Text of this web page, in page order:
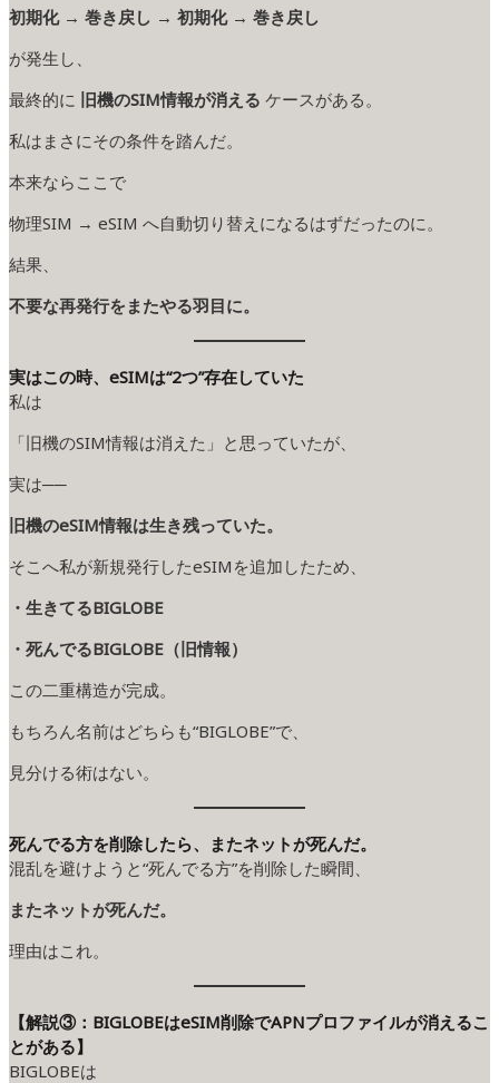
初期化 → 巻き戻し → 初期化 → 巻き戻し
が発生し、
最終的に 旧機のSIM情報が消える ケースがある。
私はまさにその条件を踏んだ。
本来ならここで
物理SIM → eSIM へ自動切り替えになるはずだったのに。
結果、
不要な再発行をまたやる羽目に。
実はこの時、eSIMは“2つ”存在していた
私は
「旧機のSIM情報は消えた」と思っていたが、
実は──
旧機のeSIM情報は生き残っていた。
そこへ私が新規発行したeSIMを追加したため、
・生きてるBIGLOBE
・死んでるBIGLOBE（旧情報）
この二重構造が完成。
もちろん名前はどちらも“BIGLOBE”で、
見分ける術はない。
死んでる方を削除したら、またネットが死んだ。
混乱を避けようと“死んでる方”を削除した瞬間、
またネットが死んだ。
理由はこれ。
【解説③：BIGLOBEはeSIM削除でAPNプロファイルが消えるこ
とがある】
BIGLOBEは